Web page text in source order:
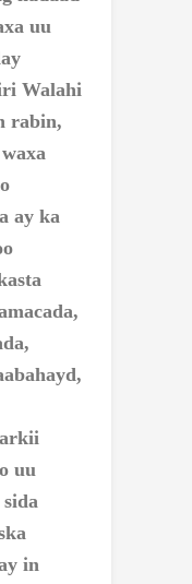
uu
Walahi
rabin,
ay ka
uu
in